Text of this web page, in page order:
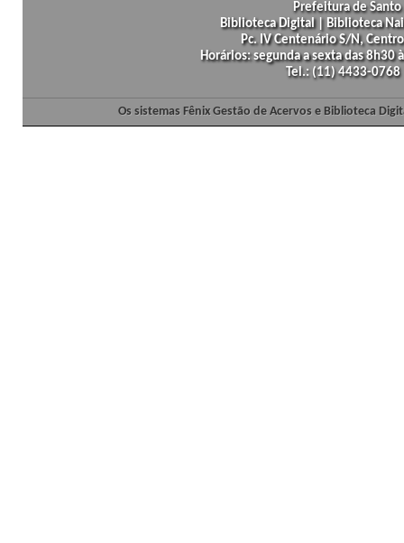
Prefeitura de
Biblioteca Digital | Biblioteca
Pc. IV Centenário S/N,
Horários: segunda a sexta das
Tel.: (11) 4433-
Os sistemas Fênix Gestão de Acervos e Biblioteca